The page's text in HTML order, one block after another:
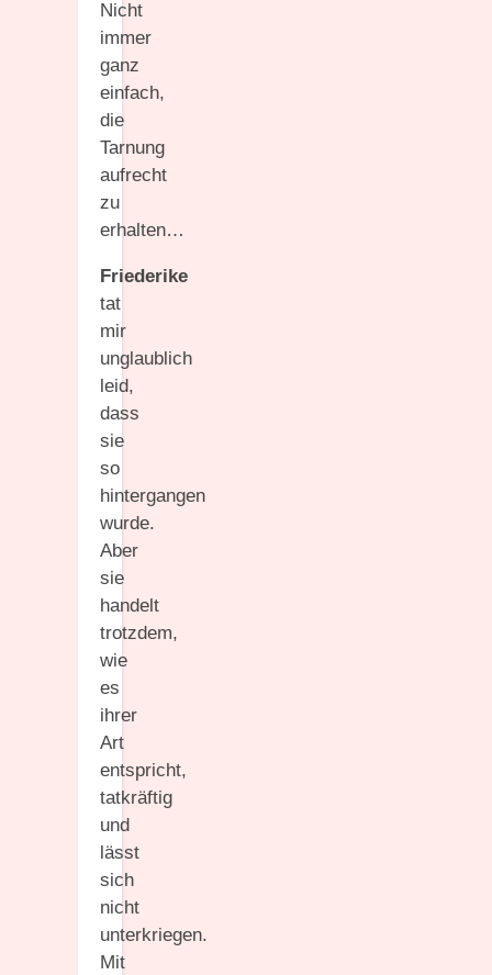
Nicht
immer
ganz
einfach,
die
Tarnung
aufrecht
zu
erhalten…
Friederike
tat
mir
unglaublich
leid,
dass
sie
so
hintergangen
wurde.
Aber
sie
handelt
trotzdem,
wie
es
ihrer
Art
entspricht,
tatkräftig
und
lässt
sich
nicht
unterkriegen.
Mit